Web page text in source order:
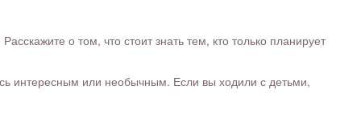
о том, что стоит знать тем, кто только планирует
интересным или необычным. Если вы ходили с детьми,